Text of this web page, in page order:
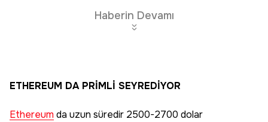
Haberin Devamı
ETHEREUM DA PRİMLİ SEYREDİYOR
Ethereum da uzun süredir 2500-2700 dolar